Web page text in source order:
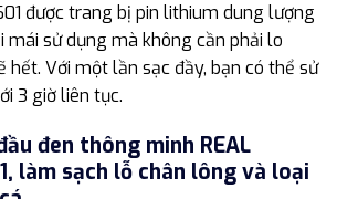
được trang bị pin lithium dung lượng
mái sử dụng mà không cần phải lo
hết. Với một lần sạc đầy, bạn có thể sử
3 giờ liên tục.
đen thông minh REAL
làm sạch lỗ chân lông và loại